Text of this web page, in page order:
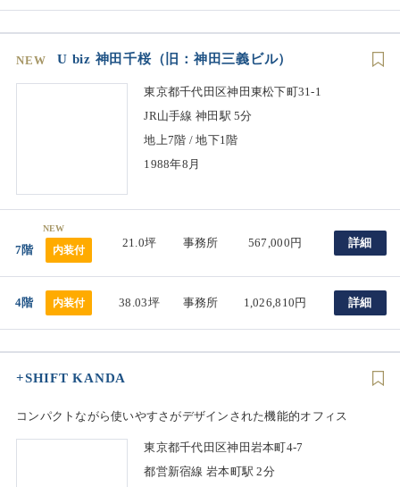
NEW U biz 神田千桜（旧：神田三義ビル）
東京都千代田区神田東松下町31-1
JR山手線 神田駅 5分
地上7階 / 地下1階
1988年8月
NEW
7階 内装付
21.0坪 事務所 567,000円 詳細
4階 内装付 38.03坪 事務所 1,026,810円 詳細
+SHIFT KANDA
コンパクトながら使いやすさがデザインされた機能的オフィス
東京都千代田区神田岩本町4-7
都営新宿線 岩本町駅 2分